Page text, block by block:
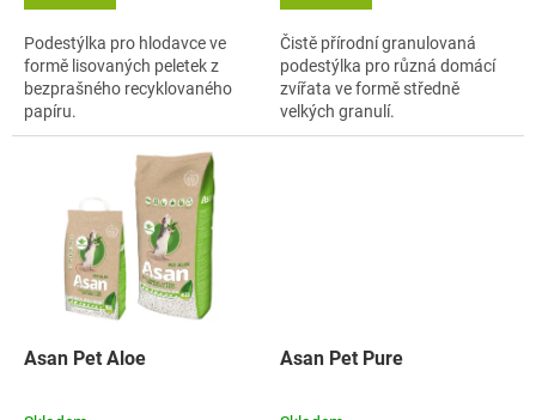
Podestýlka pro hlodavce ve
formě lisovaných peletek z
bezprašného recyklovaného
papíru.
Čistě přírodní granulovaná
podestýlka pro různá domácí
zvířata ve formě středně
velkých granulí.
Asan Pet Aloe Asan Pet Pure